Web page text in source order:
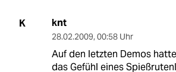
K knt
28.02.2009, 00:58 Uhr
Auf den letzten Demos
das Gefühl eines